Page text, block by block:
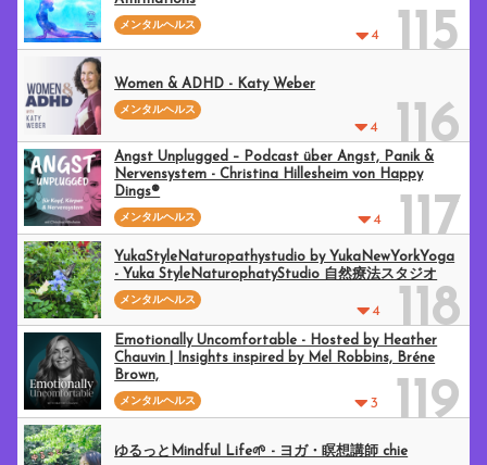
4 115
メンタルヘルス
4 116
Women & ADHD - Katy Weber
メンタルヘルス
4 117
Angst Unplugged – Podcast über Angst, Panik &
Nervensystem - Christina Hillesheim von Happy
Dings®
メンタルヘルス
4 118
YukaStyleNaturopathystudio by YukaNewYorkYoga
- Yuka StyleNaturophatyStudio 自然療法スタジオ
メンタルヘルス
3 119
Emotionally Uncomfortable - Hosted by Heather
Chauvin | Insights inspired by Mel Robbins, Bréne
Brown,
メンタルヘルス
ゆるっとMindful Life🌱 - ヨガ・瞑想講師 chie